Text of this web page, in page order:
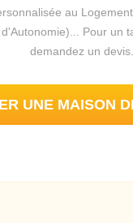
au
Pour un
demandez un devis.
UNE MAISON